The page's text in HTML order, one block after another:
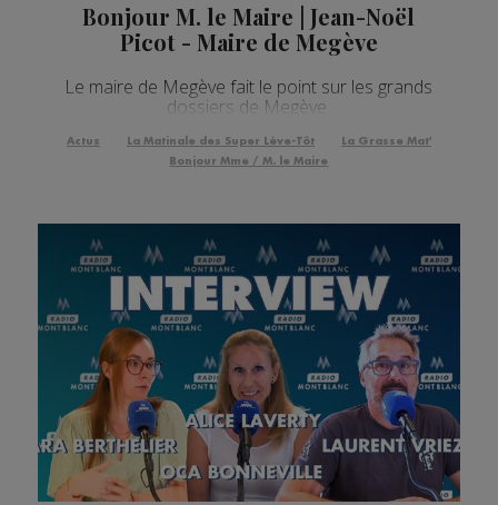
Bonjour M. le Maire | Jean-Noël
Picot - Maire de Megève
Le maire de Megève fait le point sur les grands
dossiers de Megève.
Actus La Matinale des Super Lève-Tôt
La Grasse Mat'
Bonjour Mme / M. le Maire